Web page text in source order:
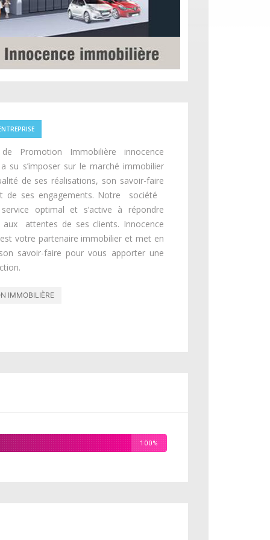
Promotion Immobilière innocence
su s’imposer sur le marché immobilier
de ses réalisations, son savoir-faire
de ses engagements. Notre société
optimal et s’active à répondre
aux attentes de ses clients. Innocence
votre partenaire immobilier et met en
savoir-faire pour vous apporter une
IMMOBILIÈRE
100%